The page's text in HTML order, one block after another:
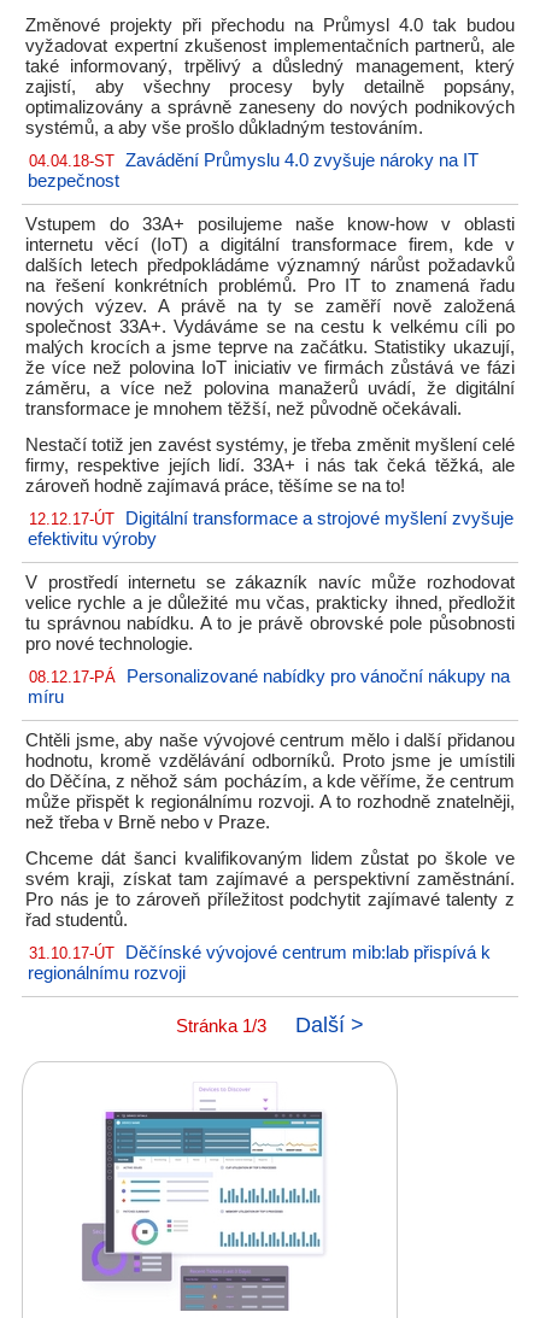
Změnové projekty při přechodu na Průmysl 4.0 tak budou
vyžadovat expertní zkušenost implementačních partnerů, ale
také informovaný, trpělivý a důsledný management, který
zajistí, aby všechny procesy byly detailně popsány,
optimalizovány a správně zaneseny do nových podnikových
systémů, a aby vše prošlo důkladným testováním.
04.04.18-ST Zavádění Průmyslu 4.0 zvyšuje nároky na IT
bezpečnost
Vstupem do 33A+ posilujeme naše know-how v oblasti
internetu věcí (IoT) a digitální transformace firem, kde v
dalších letech předpokládáme významný nárůst požadavků
na řešení konkrétních problémů. Pro IT to znamená řadu
nových výzev. A právě na ty se zaměří nově založená
společnost 33A+. Vydáváme se na cestu k velkému cíli po
malých krocích a jsme teprve na začátku. Statistiky ukazují,
že více než polovina IoT iniciativ ve firmách zůstává ve fázi
záměru, a více než polovina manažerů uvádí, že digitální
transformace je mnohem těžší, než původně očekávali.
Nestačí totiž jen zavést systémy, je třeba změnit myšlení celé
firmy, respektive jejích lidí. 33A+ i nás tak čeká těžká, ale
zároveň hodně zajímavá práce, těšíme se na to!
12.12.17-ÚT
Digitální transformace a strojové myšlení zvyšuje
efektivitu výroby
V prostředí internetu se zákazník navíc může rozhodovat
velice rychle a je důležité mu včas, prakticky ihned, předložit
tu správnou nabídku. A to je právě obrovské pole působnosti
pro nové technologie.
08.12.17-PÁ
Personalizované nabídky pro vánoční nákupy na
míru
Chtěli jsme, aby naše vývojové centrum mělo i další přidanou
hodnotu, kromě vzdělávání odborníků. Proto jsme je umístili
do Děčína, z něhož sám pocházím, a kde věříme, že centrum
může přispět k regionálnímu rozvoji. A to rozhodně znatelněji,
než třeba v Brně nebo v Praze.
Chceme dát šanci kvalifikovaným lidem zůstat po škole ve
svém kraji, získat tam zajímavé a perspektivní zaměstnání.
Pro nás je to zároveň příležitost podchytit zajímavé talenty z
řad studentů.
31.10.17-ÚT
Děčínské vývojové centrum mib:lab přispívá k
regionálnímu rozvoji
Stránka 1/3 Další >